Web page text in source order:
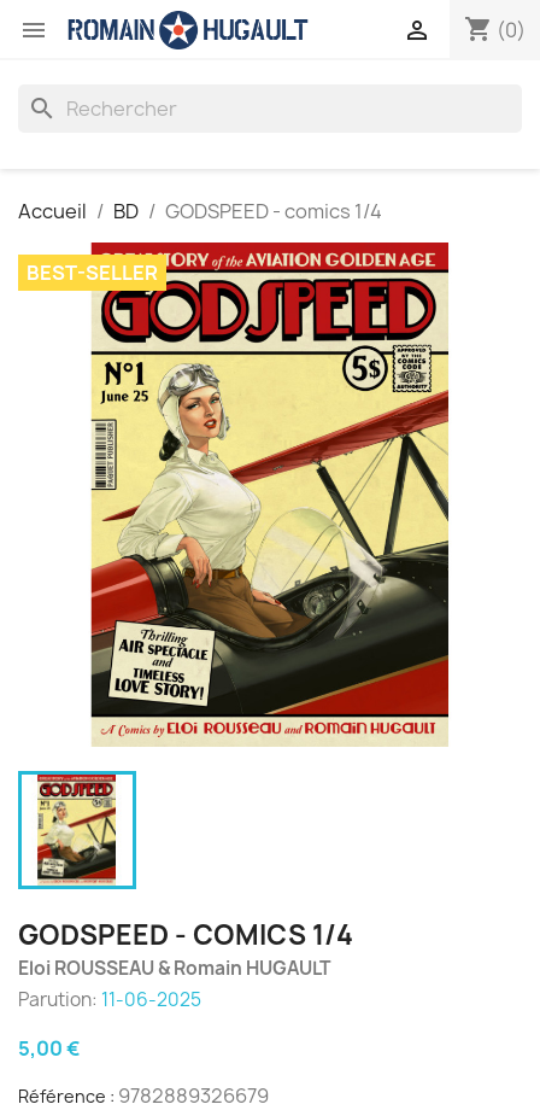
 shopping_cart (0)

search
Accueil BD GODSPEED - comics 1/4
BEST-SELLER
GODSPEED - COMICS 1/4
Eloi ROUSSEAU & Romain HUGAULT
Parution: 11-06-2025
5,00 €
Référence : 9782889326679